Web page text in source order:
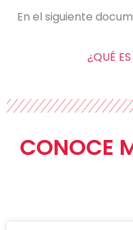
En el siguiente
¿QUÉ
CONOCE